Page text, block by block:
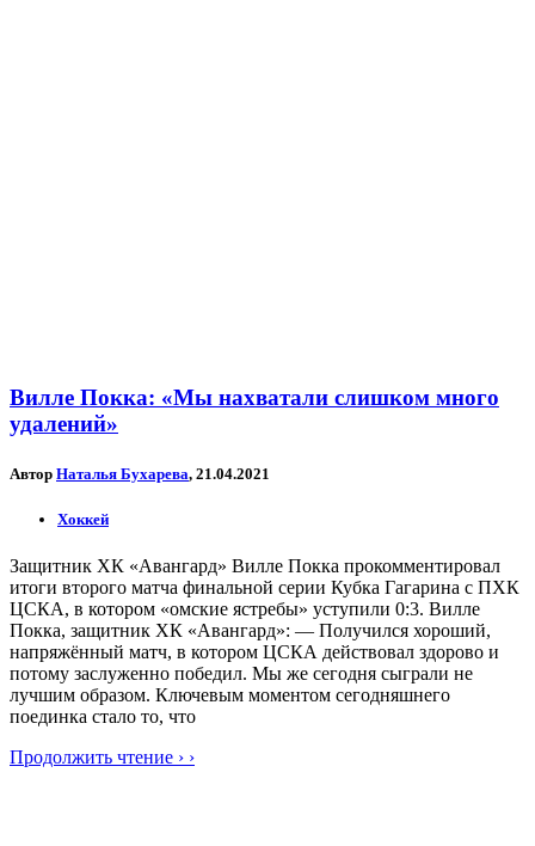
Вилле Покка: «Мы нахватали слишком много
удалений»
Автор Наталья Бухарева, 21.04.2021
Хоккей
Защитник ХК «Авангард» Вилле Покка прокомментировал
итоги второго матча финальной серии Кубка Гагарина с ПХК
ЦСКА, в котором «омские ястребы» уступили 0:3. Вилле
Покка, защитник ХК «Авангард»: — Получился хороший,
напряжённый матч, в котором ЦСКА действовал здорово и
потому заслуженно победил. Мы же сегодня сыграли не
лучшим образом. Ключевым моментом сегодняшнего
поединка стало то, что
Продолжить чтение › ›